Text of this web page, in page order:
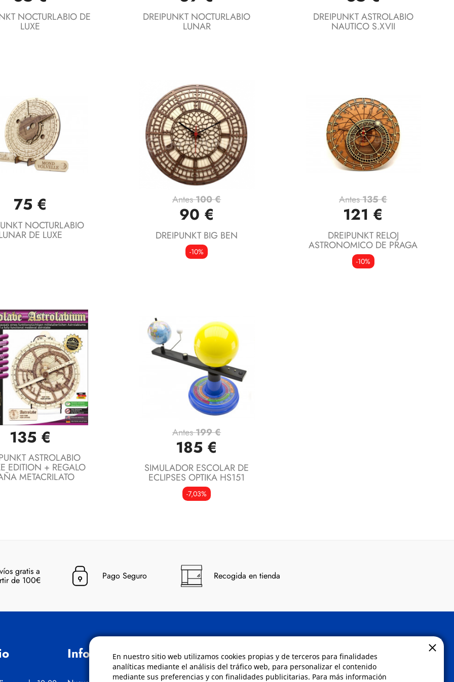
En nuestro sitio web utilizamos cookies propias y de terceros para finalidades
analíticas mediante el análisis del tráfico web, para personalizar el contenido
mediante sus preferencias y con finalidades publicitarias. Para más información
NOCTURLABIO DE
LUXE
DREIPUNKT NOCTURLABIO
LUNAR
DREIPUNKT ASTROLABIO
NAUTICO S.XVII
Vista rápida
75 €
NOCTURLABIO
DE LUXE
Vista rápida
Antes100 €
90 €
DREIPUNKT BIG BEN
-10%
Vista rápida
Antes135 €
121 €
DREIPUNKT RELOJ
ASTRONOMICO DE PRAGA
-10%
Vista rápida
135 €
ASTROLABIO
EDITION + REGALO
METACRILATO
Vista rápida
Antes199 €
185 €
SIMULADOR ESCOLAR DE
ECLIPSES OPTIKA HS151
-7,03%
gratis a
de 100€ Pago Seguro Recogida en tienda
Información Políticas Contacto